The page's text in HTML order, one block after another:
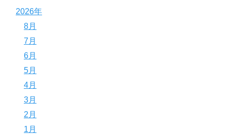
2026年
8月
7月
6月
5月
4月
3月
2月
1月